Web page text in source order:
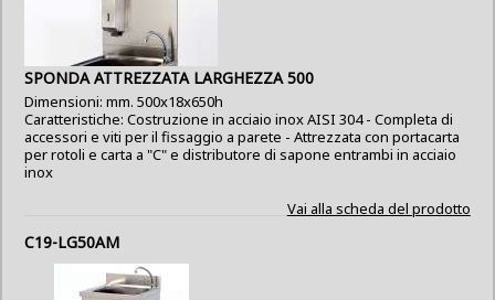
SPONDA ATTREZZATA LARGHEZZA 500
Dimensioni: mm. 500x18x650h
Caratteristiche: Costruzione in acciaio inox AISI 304 - Completa di
accessori e viti per il fissaggio a parete - Attrezzata con portacarta
per rotoli e carta a "C" e distributore di sapone entrambi in acciaio
inox
Vai alla scheda del prodotto
C19-LG50AM